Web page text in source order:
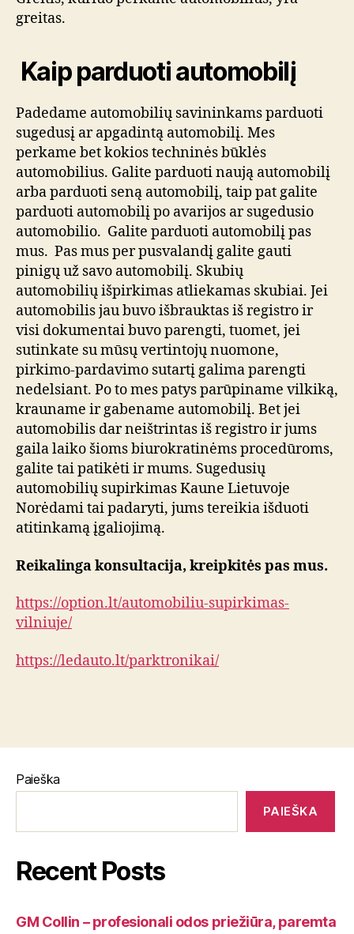
greitas.
Kaip parduoti automobilį
Padedame automobilių savininkams parduoti
sugedusį ar apgadintą automobilį. Mes
perkame bet kokios techninės būklės
automobilius. Galite parduoti naują automobilį
arba parduoti seną automobilį, taip pat galite
parduoti automobilį po avarijos ar sugedusio
automobilio. Galite parduoti automobilį pas
mus. Pas mus per pusvalandį galite gauti
pinigų už savo automobilį. Skubių
automobiliųišpirkimas atliekamas skubiai. Jei
automobilis jau buvo išbrauktas iš registro ir
visi dokumentai buvo parengti, tuomet, jei
sutinkate su mūsų vertintojų nuomone,
pirkimo-pardavimo sutartį galima parengti
nedelsiant. Po to mes patys parūpiname vilkiką,
krauname ir gabename automobilį. Bet jei
automobilis dar neištrintas iš registro ir jums
gaila laiko šioms biurokratinėms procedūroms,
galite tai patikėti ir mums. Sugedusių
automobilių supirkimas Kaune Lietuvoje
Norėdami tai padaryti, jums tereikia išduoti
atitinkamą įgaliojimą.
Reikalinga konsultacija, kreipkitės pas mus.
https://option.lt/automobiliu-supirkimas-
vilniuje/
https://ledauto.lt/parktronikai/
Paieška
PAIEŠKA
Recent Posts
GM Collin – profesionali odos priežiūra, paremta